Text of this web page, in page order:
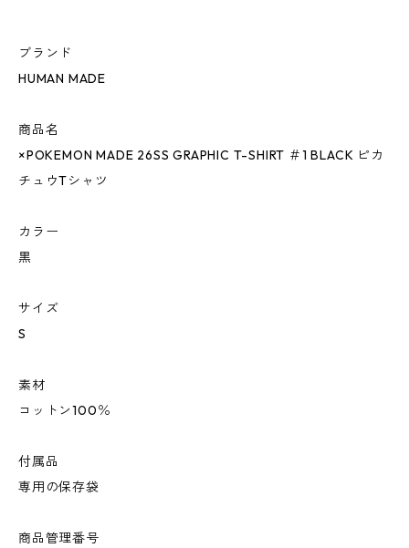
ブランド
HUMAN MADE
商品名
×POKEMON MADE 26SS GRAPHIC T-SHIRT ＃1 BLACK ピカ
チュウTシャツ
カラー
黒
サイズ
S
素材
コットン100％
付属品
専用の保存袋
商品管理番号